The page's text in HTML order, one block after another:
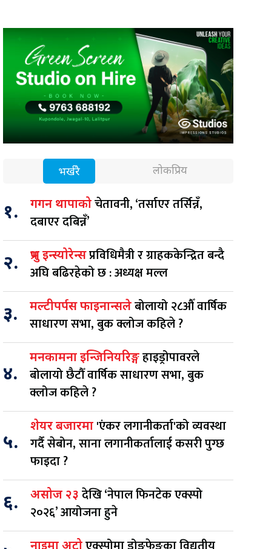
भर्खरै लोकप्रिय
१. गगन थापाकोचेतावनी, ‘तर्साएर तर्सिन्नँ,
दबाएर दबिन्नँ’
२. प्रभु इन्स्योरेन्सप्रविधिमैत्री र ग्राहककेन्द्रित बन्दै
अघि बढिरहेको छ : अध्यक्ष मल्ल
३. मल्टीपर्पस फाइनान्सलेबोलायो २८औँ वार्षिक
साधारण सभा, बुक क्लोज कहिले ?
४.
मनकामना इन्जिनियरिङ्गहाइड्रोपावरले
बोलायो छैटौँ वार्षिक साधारण सभा, बुक
क्लोज कहिले ?
५.
शेयर बजारमा 'एंकर लगानीकर्ता'को व्यवस्था
गर्दै सेबोन, साना लगानीकर्तालाई कसरी पुग्छ
फाइदा ?
६. असोज २३ देखि ‘नेपाल फिनटेक एक्स्पो
२०२६’ आयोजना हुने